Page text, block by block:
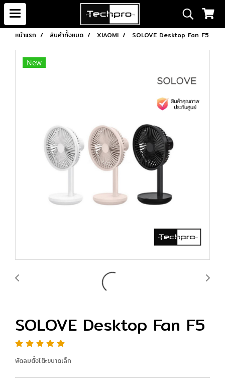
หน้าแรก สินค้าทั้งหมด XIAOMI SOLOVE Desktop Fan F5
New
SOLOVE Desktop Fan F5
พัดลมตั้งโต๊ะขนาดเล็ก